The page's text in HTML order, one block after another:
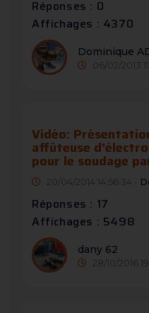
Réponses : 0
Affichages : 4370
Dominique
06/02/2013
Vidéo:
affûteuse
pour le soudage
20/04/2014 14:56:34 -
Réponses : 17
Affichages : 5498
dany 62
28/10/2016